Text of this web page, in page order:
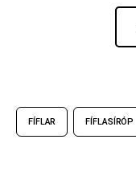
FÍFLAR FÍFLASÍRÓP